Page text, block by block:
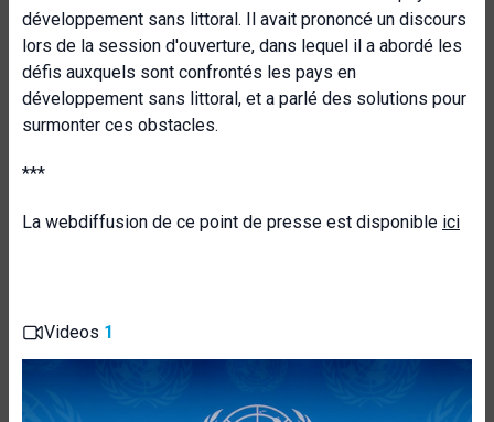
développement sans littoral. Il avait prononcé un discours
lors de la session d'ouverture, dans lequel il a abordé les
défis auxquels sont confrontés les pays en
développement sans littoral, et a parlé des solutions pour
surmonter ces obstacles.
***
La webdiffusion de ce point de presse est disponible ici
Videos 1